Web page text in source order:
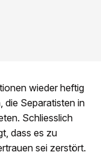
wieder heftig
die Separatisten in
Schliesslich
dass es zu
sei zerstört.